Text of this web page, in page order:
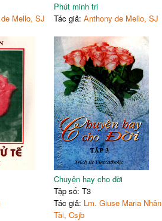
Mello, SJ
Phút minh tri
Tác giả: Anthony de Mello, SJ
Chuyện hay cho đời
Tập số: T3
Tác giả: Lm. Giuse Maria Nhân
Tài, Csjb